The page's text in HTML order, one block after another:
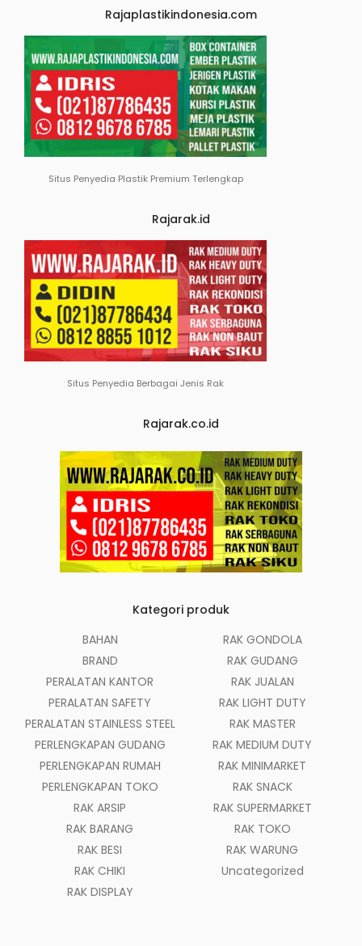
Rajaplastikindonesia.com
Situs Penyedia Plastik Premium Terlengkap
Rajarak.id
Situs Penyedia Berbagai Jenis Rak
Rajarak.co.id
Kategori produk
BAHAN
BRAND
PERALATAN KANTOR
PERALATAN SAFETY
PERALATAN STAINLESS STEEL
PERLENGKAPAN GUDANG
PERLENGKAPAN RUMAH
PERLENGKAPAN TOKO
RAK ARSIP
RAK BARANG
RAK BESI
RAK CHIKI
RAK DISPLAY
RAK GONDOLA
RAK GUDANG
RAK JUALAN
RAK LIGHT DUTY
RAK MASTER
RAK MEDIUM DUTY
RAK MINIMARKET
RAK SNACK
RAK SUPERMARKET
RAK TOKO
RAK WARUNG
Uncategorized